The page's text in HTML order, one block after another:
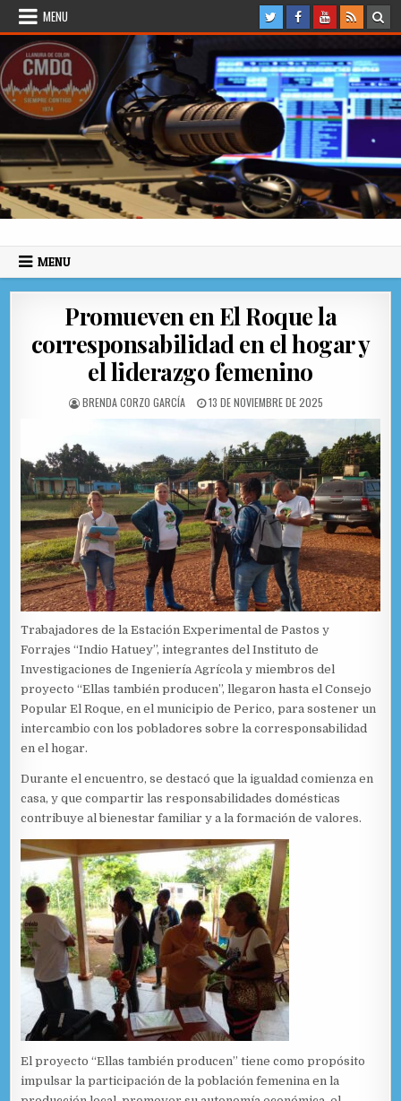
Skip to content
MENU
Radio Llanura de Colón
MENU
Promueven en El Roque la
corresponsabilidad en el hogar y
el liderazgo femenino
AUTHOR:
BRENDA CORZO GARCÍA PUBLISHED DATE:
13 DE NOVIEMBRE DE 2025
Trabajadores de la Estación Experimental de Pastos y
Forrajes “Indio Hatuey”, integrantes del Instituto de
Investigaciones de Ingeniería Agrícola y miembros del
proyecto “Ellas también producen”, llegaron hasta el Consejo
Popular El Roque, en el municipio de Perico, para sostener un
intercambio con los pobladores sobre la corresponsabilidad
en el hogar.
Durante el encuentro, se destacó que la igualdad comienza en
casa, y que compartir las responsabilidades domésticas
contribuye al bienestar familiar y a la formación de valores.
El proyecto “Ellas también producen” tiene como propósito
impulsar la participación de la población femenina en la